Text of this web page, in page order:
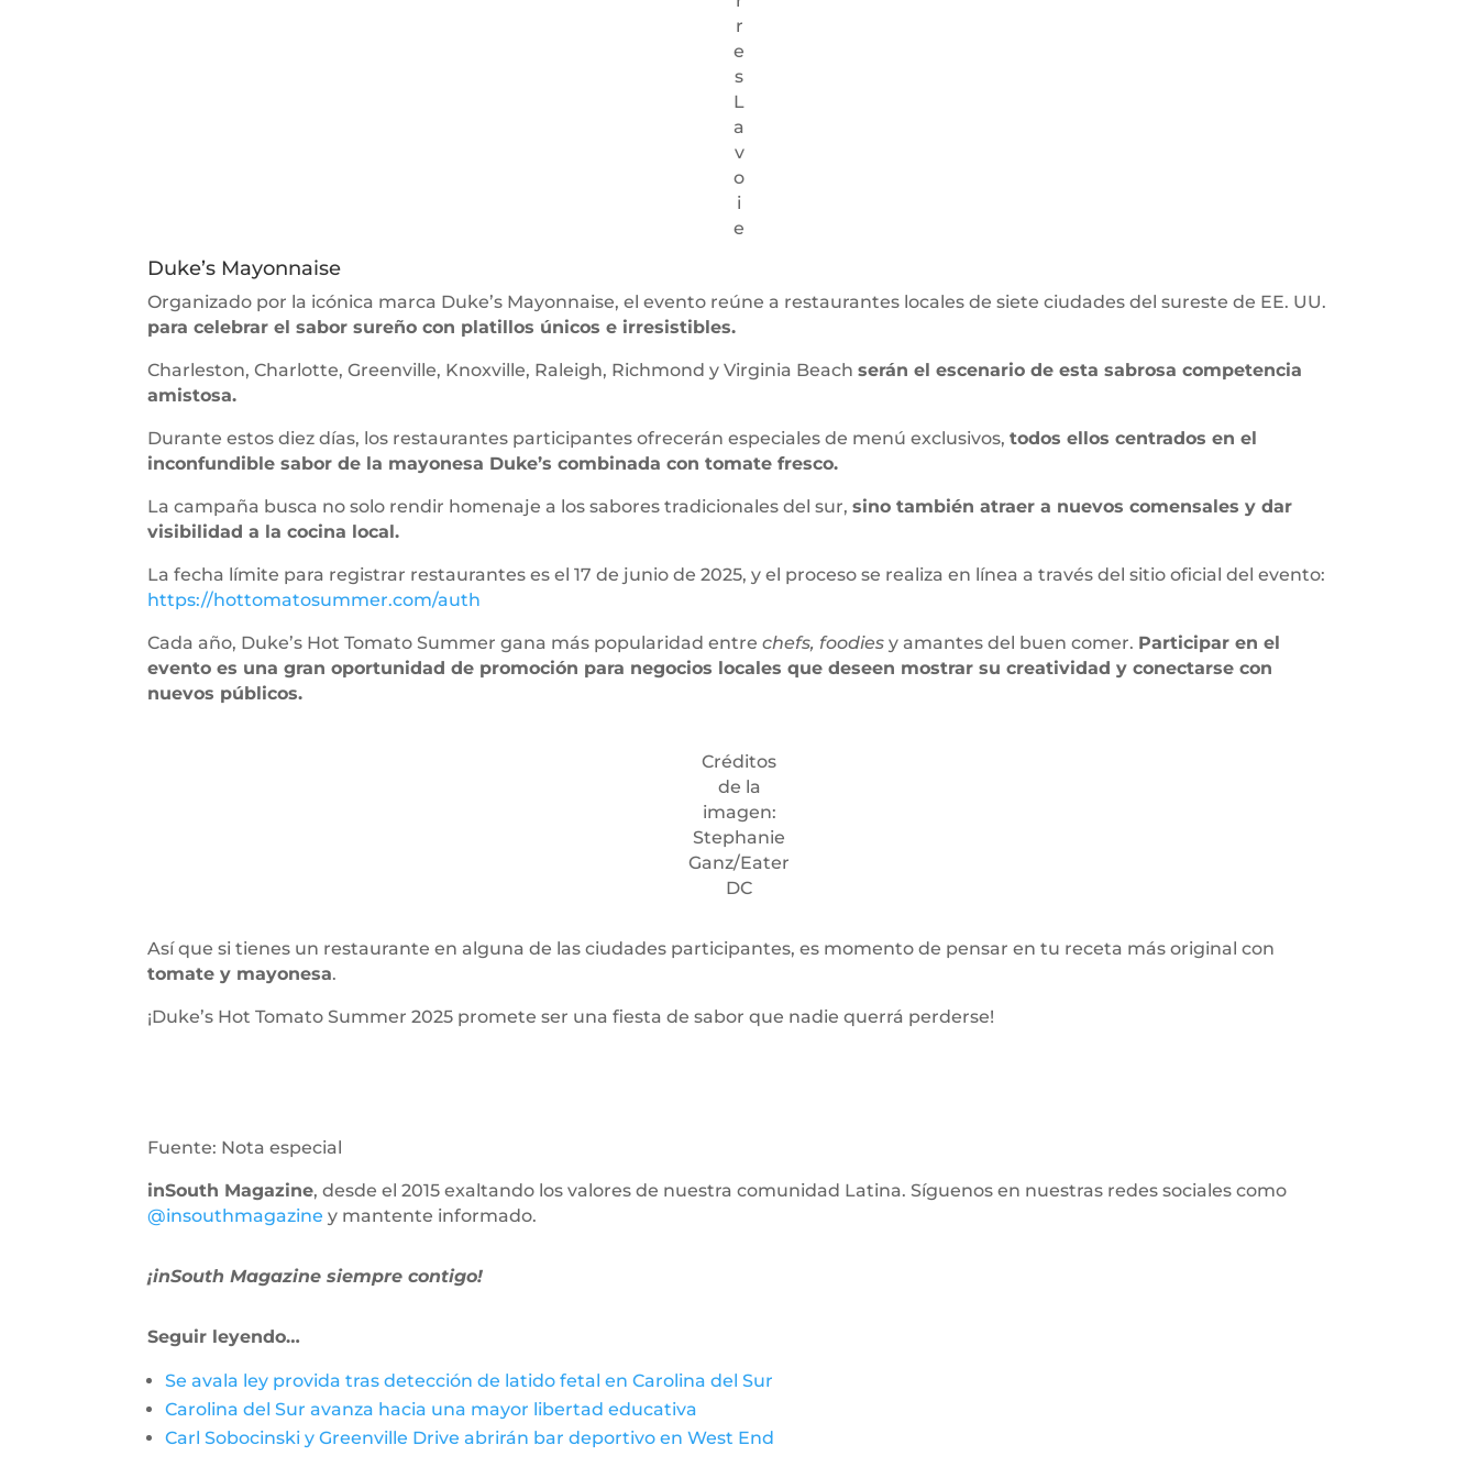
r
e
s
L
a
v
o
i
e
Duke’s Mayonnaise
Organizado por la icónica marca Duke’s Mayonnaise, el evento reúne a restaurantes locales de siete ciudades del sureste de EE. UU.
para celebrar el sabor sureño con platillos únicos e irresistibles.
Charleston, Charlotte, Greenville, Knoxville, Raleigh, Richmond y Virginia Beachserán el escenario de esta sabrosa competencia
amistosa.
Durante estos diez días, los restaurantes participantes ofrecerán especiales de menú exclusivos,todos ellos centrados en el
inconfundible sabor de la mayonesa Duke’s combinada con tomate fresco.
La campaña busca no solo rendir homenaje a los sabores tradicionales del sur,sino también atraer a nuevos comensales y dar
visibilidad a la cocina local.
La fecha límite para registrar restaurantes es el 17 de junio de 2025, y el proceso se realiza en línea a través del sitio oficial del evento:
https://hottomatosummer.com/auth
Cada año, Duke’s Hot Tomato Summer gana más popularidad entre chefs, foodiesy amantes del buen comer. Participar en el
evento es una gran oportunidad de promoción para negocios locales que deseen mostrar su creatividad y conectarse con
nuevos públicos.
Créditos
de la
imagen:
Stephanie
Ganz/Eater
DC
Así que si tienes un restaurante en alguna de las ciudades participantes, es momento de pensar en tu receta más original con
tomate y mayonesa.
¡Duke’s Hot Tomato Summer 2025 promete ser una fiesta de sabor que nadie querrá perderse!
Fuente: Nota especial
inSouth Magazine, desde el 2015 exaltando los valores de nuestra comunidad Latina. Síguenos en nuestras redes sociales como
@insouthmagazine y mantente informado.
¡inSouth Magazine siempre contigo!
Seguir leyendo…
Se avala ley provida tras detección de latido fetal en Carolina del Sur
Carolina del Sur avanza hacia una mayor libertad educativa
Carl Sobocinski y Greenville Drive abrirán bar deportivo en West End